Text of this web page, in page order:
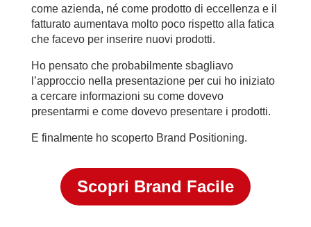
come azienda, né come prodotto di eccellenza e il
fatturato aumentava molto poco rispetto alla fatica
che facevo per inserire nuovi prodotti.
Ho pensato che probabilmente sbagliavo
l’approccio nella presentazione per cui ho iniziato
a cercare informazioni su come dovevo
presentarmi e come dovevo presentare i prodotti.
E finalmente ho scoperto Brand Positioning.
Scopri Brand Facile